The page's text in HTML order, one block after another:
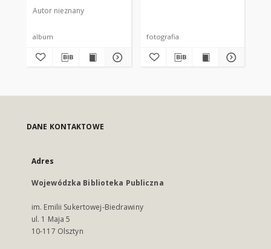
Autor nieznany
album fotografia
DANE KONTAKTOWE
Adres
Wojewódzka Biblioteka Publiczna
im. Emilii Sukertowej-Biedrawiny
ul. 1 Maja 5
10-117 Olsztyn